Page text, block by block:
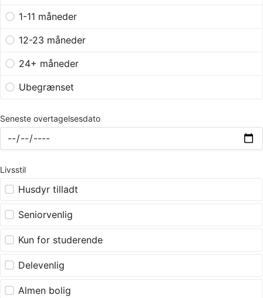
1-11 måneder
12-23 måneder
24+ måneder
Ubegrænset
Seneste overtagelsesdato
Livsstil
Husdyr tilladt
Seniorvenlig
Kun for studerende
Delevenlig
Almen bolig